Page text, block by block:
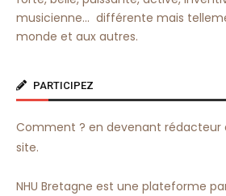
musicienne… différente mais
monde et aux autres.
PARTICIPEZ
Comment ? en devenant rédacteur
site.
NHU Bretagne est une plateforme